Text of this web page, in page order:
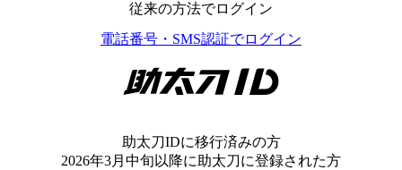
従来の方法でログイン
電話番号・SMS認証でログイン
助太刀ID
助太刀IDに移行済みの方
2026年3月中旬以降に助太刀に登録された方